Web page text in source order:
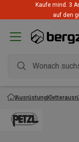
Kaufe mind. 3
auf den
Ausrüstung